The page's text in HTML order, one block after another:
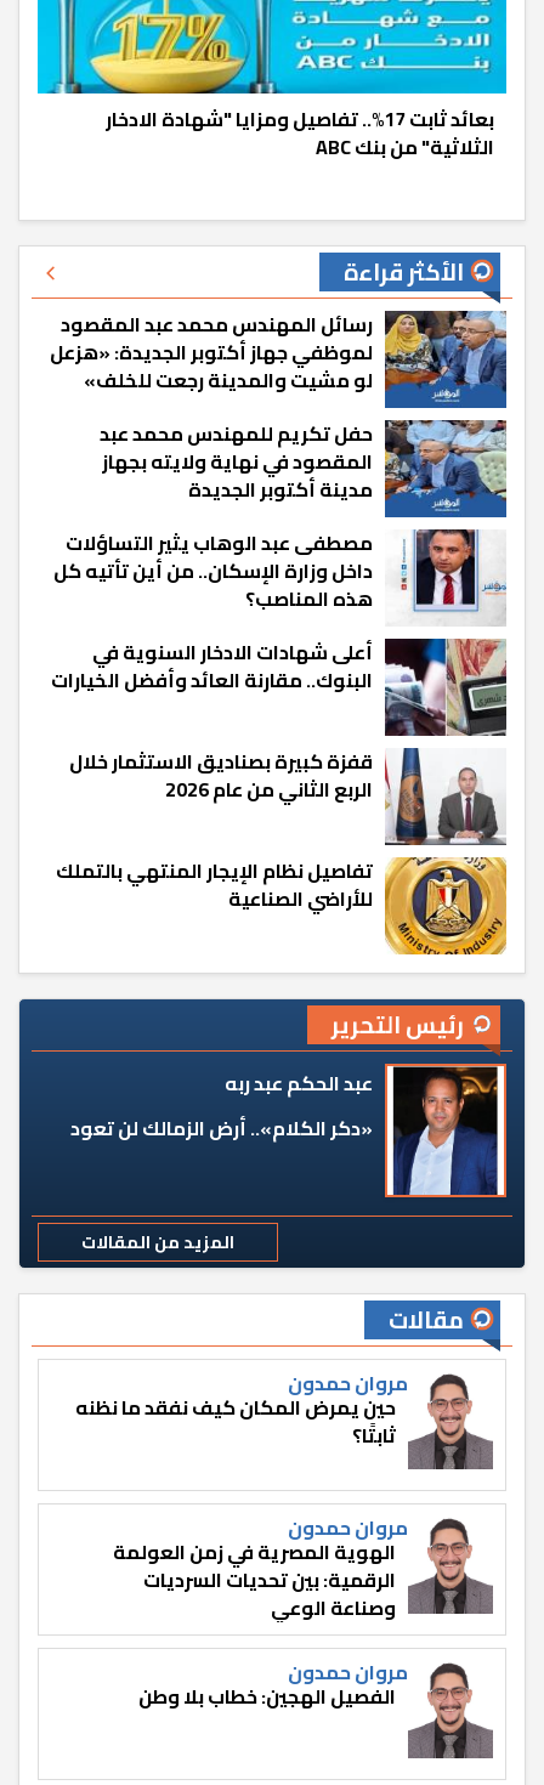
بعائد ثابت 17%.. تفاصيل ومزايا "شهادة الادخار
الثلاثية" من بنك ABC
الأكثر قراءة
رسائل المهندس محمد عبد المقصود
لموظفي جهاز أكتوبر الجديدة: «هزعل
لو مشيت والمدينة رجعت للخلف»
حفل تكريم للمهندس محمد عبد
المقصود في نهاية ولايته بجهاز
مدينة أكتوبر الجديدة
مصطفى عبد الوهاب يثير التساؤلات
داخل وزارة الإسكان.. من أين تأتيه كل
هذه المناصب؟
أعلى شهادات الادخار السنوية في
البنوك.. مقارنة العائد وأفضل الخيارات
قفزة كبيرة بصناديق الاستثمار خلال
الربع الثاني من عام 2026
تفاصيل نظام الإيجار المنتهي بالتملك
للأراضي الصناعية
رئيس التحرير
عبد الحكم عبد ربه
«دكر الكلام».. أرض الزمالك لن تعود
المزيد من المقالات
مقالات
مروان حمدون
حين يمرض المكان كيف نفقد ما نظنه
ثابتًا؟
مروان حمدون
الهوية المصرية في زمن العولمة
الرقمية: بين تحديات السرديات
وصناعة الوعي
مروان حمدون
الفصيل الهجين: خطاب بلا وطن